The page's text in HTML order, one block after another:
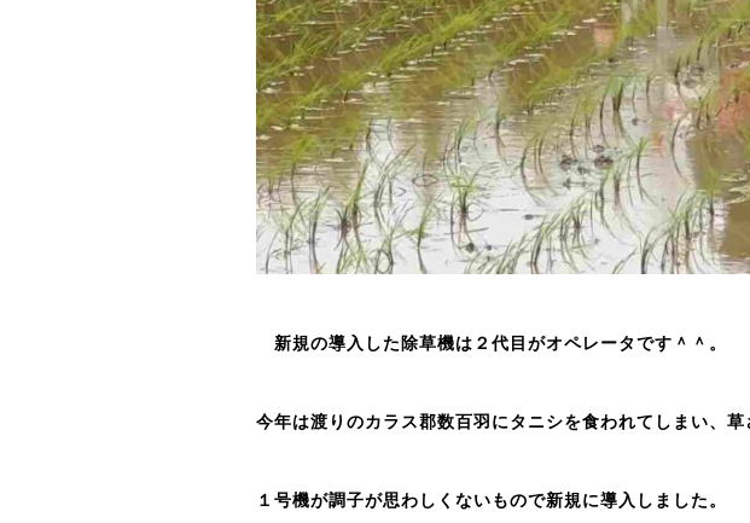
新規の導入した除草機は２代目がオペレータです＾＾。
今年は渡りのカラス郡数百羽にタニシを食われてしまい、草
１号機が調子が思わしくないもので新規に導入しました。